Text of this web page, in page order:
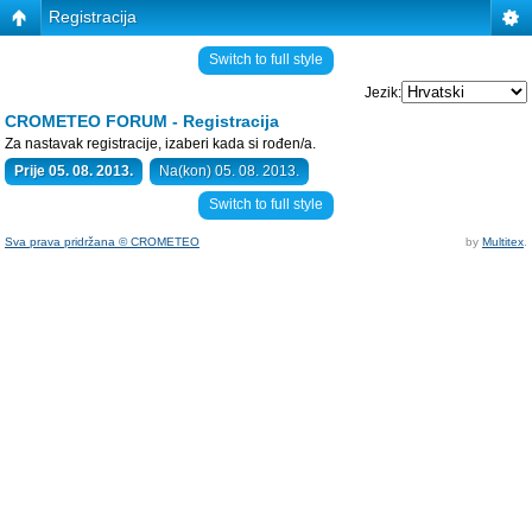
Registracija
Switch to full style
Jezik:
CROMETEO FORUM - Registracija
Za nastavak registracije, izaberi kada si rođen/a.
Prije 05. 08. 2013.
Na(kon) 05. 08. 2013.
Switch to full style
Sva prava pridržana © CROMETEO by Multitex